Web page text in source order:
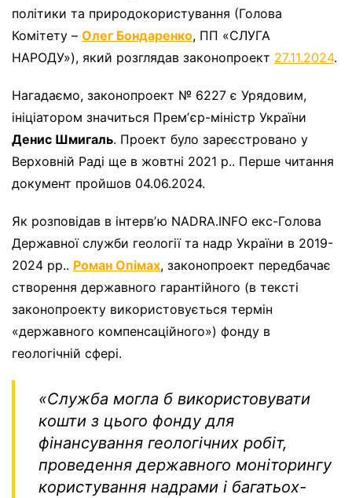
політики та природокористування (Голова
Комітету – Олег Бондаренко, ПП «СЛУГА
НАРОДУ»), який розглядав законопроект 27.11.2024.
Нагадаємо, законопроект № 6227 є Урядовим,
ініціатором значиться Премʼєр-міністр України
Денис Шмигаль. Проект було зареєстровано у
Верховній Раді ще в жовтні 2021 р.. Перше читання
документ пройшов 04.06.2024.
Як розповідав в інтервʼю NADRA.INFO екс-Голова
Державної служби геології та надр України в 2019-
2024 рр.. Роман Опімах, законопроект передбачає
створення державного гарантійного (в тексті
законопроекту використовується термін
«державного компенсаційного») фонду в
геологічній сфері.
«Служба могла б використовувати
кошти з цього фонду для
фінансування геологічних робіт,
проведення державного моніторингу
користування надрами і багатьох-